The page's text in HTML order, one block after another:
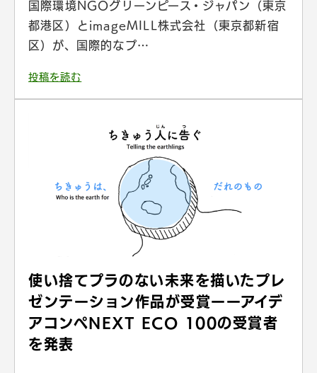
国際環境NGOグリーンピース・ジャパン（東京
都港区）とimageMILL株式会社（東京都新宿
区）が、国際的なプ…
投稿を読む
使い捨てプラのない未来を描いたプレ
ゼンテーション作品が受賞ーーアイデ
アコンペNEXT ECO 100の受賞者
を発表